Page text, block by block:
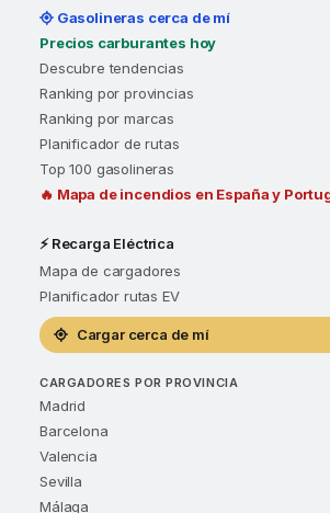
Gasolineras cerca de mí
Precios carburantes hoy
Descubre tendencias
Ranking por provincias
Ranking por marcas
Planificador de rutas
Top 100 gasolineras
🔥 Mapa de incendios en España y
⚡ Recarga Eléctrica
Mapa de cargadores
Planificador rutas EV
Cargar cerca de mí
CARGADORES POR PROVINCIA
Madrid
Barcelona
Valencia
Sevilla
Málaga